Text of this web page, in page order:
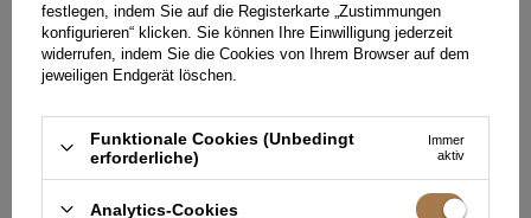
IHRE MEINUNG HINZUFÜGEN
Für Ihre Bewertung erhalten Sie
festlegen, indem Sie auf die Registerkarte „Zustimmungen
konfigurieren“ klicken. Sie können Ihre Einwilligung jederzeit
widerrufen, indem Sie die Cookies von Ihrem Browser auf dem
jeweiligen Endgerät löschen.
Funktionale Cookies (Unbedingt
erforderliche)
Immer
aktiv
Analytics-Cookies